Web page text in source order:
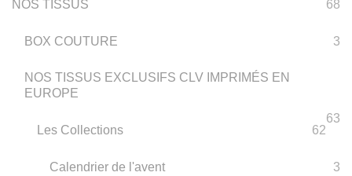
NOS TISSUS 68
BOX COUTURE 3
NOS TISSUS EXCLUSIFS CLV IMPRIMÉS EN
EUROPE
63
Les Collections
62
Calendrier de l'avent 3